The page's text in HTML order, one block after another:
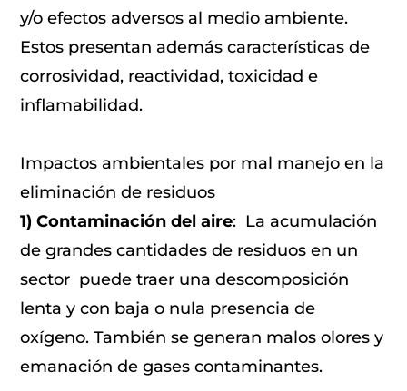
y/o efectos adversos al medio ambiente.
Estos presentan además características de
corrosividad, reactividad, toxicidad e
inflamabilidad.
Impactos ambientales por mal manejo en la
eliminación de residuos
1) Contaminación del aire: La acumulación
de grandes cantidades de residuos en un
sector puede traer una descomposición
lenta y con baja o nula presencia de
oxígeno. También se generan malos olores y
emanación de gases contaminantes.